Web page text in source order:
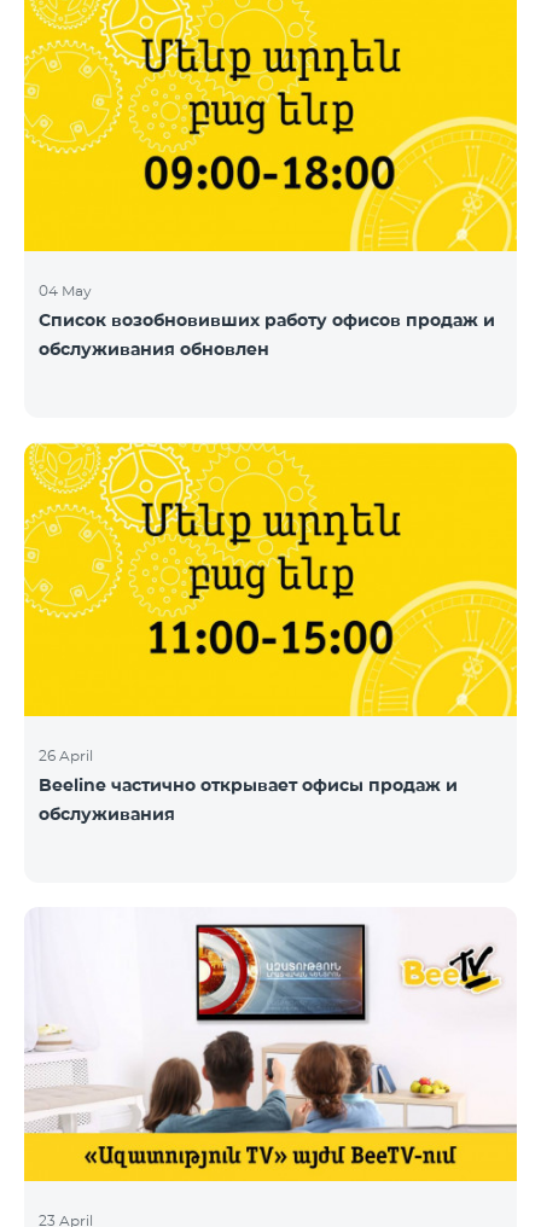
04 May
Список возобновивших работу офисов продаж и
обслуживания обновлен
26 April
Beeline частично открывает офисы продаж и
обслуживания
23 April